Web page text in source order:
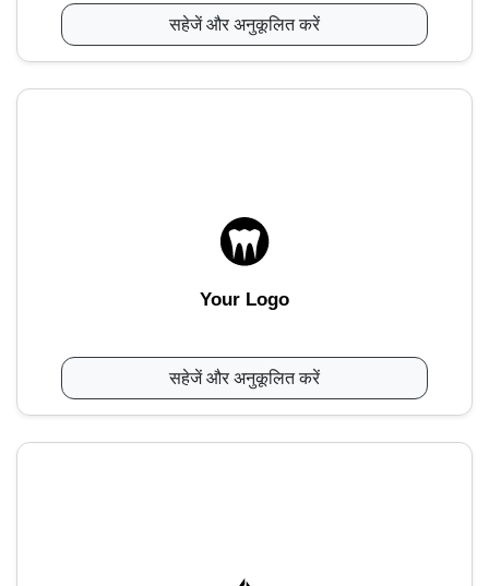
सहेजें और अनुकूलित करें
Your Logo
सहेजें और अनुकूलित करें